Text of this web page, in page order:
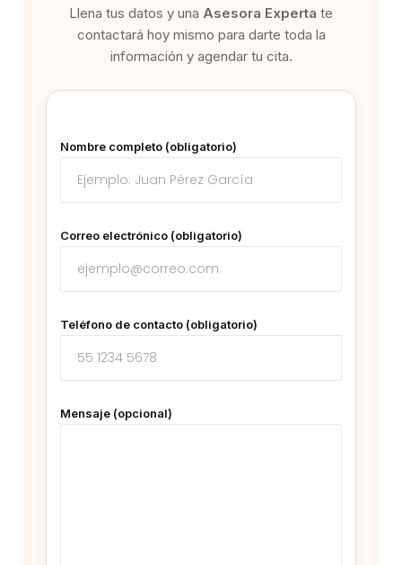
Llena tus datos y una Asesora Experta te
contactará hoy mismo para darte toda la
información y agendar tu cita.
Nombre completo (obligatorio)
Correo electrónico (obligatorio)
Teléfono de contacto (obligatorio)
Mensaje (opcional)